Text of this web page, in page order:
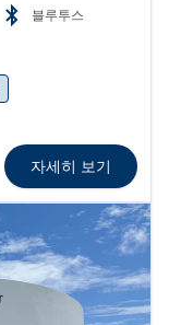
블루투스
자세히 보기